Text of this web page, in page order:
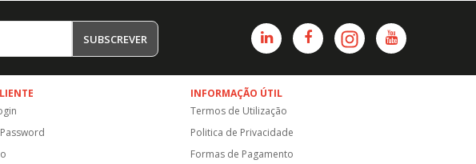
SUBSCREVER
INFORMAÇÃO ÚTIL
Termos de Utilização
Politica de Privacidade
Formas de Pagamento